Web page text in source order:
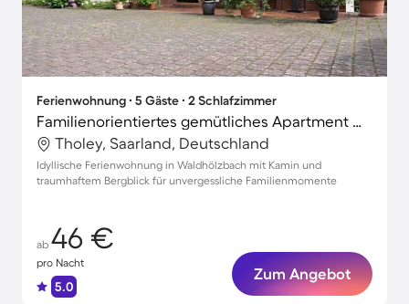
Ferienwohnung ∙ 5 Gäste ∙ 2 Schlafzimmer
Familienorientiertes gemütliches Apartment mit Whirlpool, Terrasse und Grill | Naturblick | Hunde erlaubt
Tholey, Saarland, Deutschland
Idyllische Ferienwohnung in Waldhölzbach mit Kamin und
traumhaftem Bergblick für unvergessliche Familienmomente
ab 46 €
pro Nacht
5.0
Zum Angebot